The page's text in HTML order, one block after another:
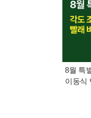
8월 특
이동식